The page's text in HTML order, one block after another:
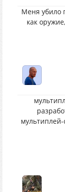
Меня убило
как